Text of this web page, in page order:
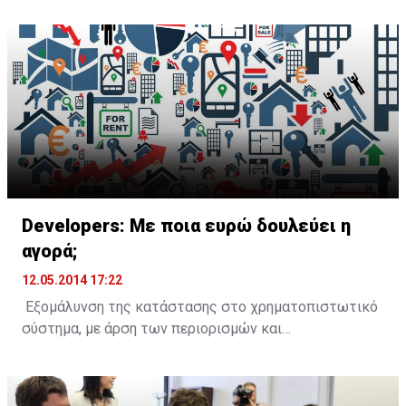
Developers: Με ποια ευρώ δουλεύει η
αγορά;
12.05.2014 17:22
Εξομάλυνση της κατάστασης στο χρηματοπιστωτικό
σύστημα, με άρση των περιορισμών και
εξυπηρετούμενα δάνεια, ζητούν οι επιχειρηματίες